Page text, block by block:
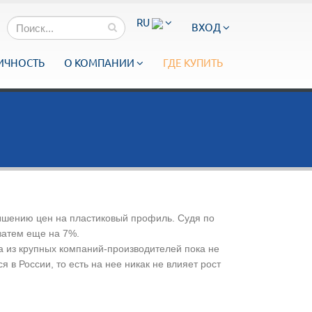
RU ВХОД
О КОМПАНИИ ГДЕ КУПИТЬ
цен на пластиковый профиль. Судя по
еще на 7%.
крупных компаний-производителей пока не
России, то есть на нее никак не влияет рост